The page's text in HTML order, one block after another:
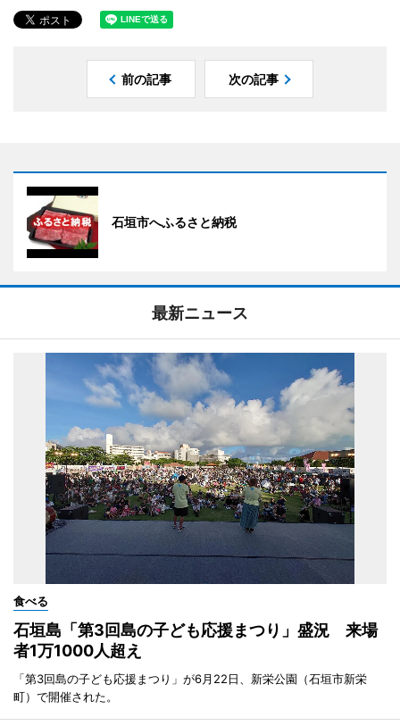
前の記事 次の記事
石垣市へふるさと納税
最新ニュース
食べる
石垣島「第3回島の子ども応援まつり」盛況 来場
者1万1000人超え
「第3回島の子ども応援まつり」が6月22日、新栄公園（石垣市新栄
町）で開催された。